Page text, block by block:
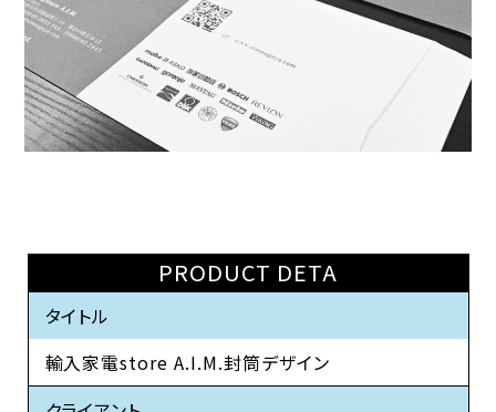
PRODUCT DETA
タイトル
輸入家電store A.I.M.封筒デザイン